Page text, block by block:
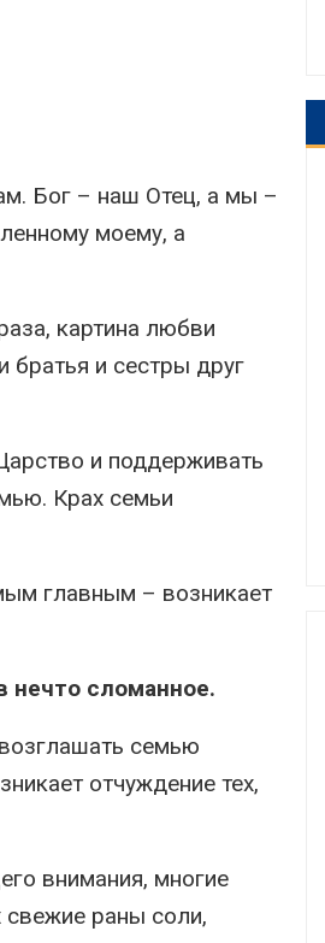
Бог – наш Отец, а мы –
моему, а
картина любви
и сестры друг
и поддерживать
Крах семьи
главным – возникает
нечто сломанное.
семью
отчуждение тех,
внимания, многие
свежие раны соли,